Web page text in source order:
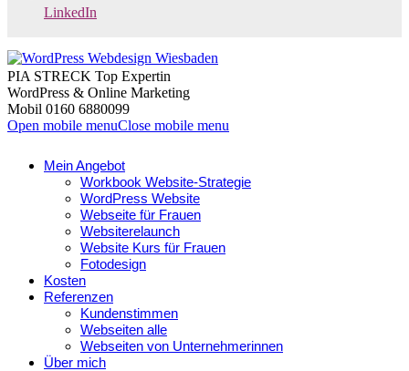
LinkedIn
PIA STRECK Top Expertin
WordPress & Online Marketing
Mobil 0160 6880099
Open mobile menuClose mobile menu
Mein Angebot
Workbook Website-Strategie
WordPress Website
Webseite für Frauen
Websiterelaunch
Website Kurs für Frauen
Fotodesign
Kosten
Referenzen
Kundenstimmen
Webseiten alle
Webseiten von Unternehmerinnen
Über mich